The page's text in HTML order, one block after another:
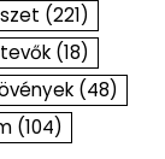
(221)
(18)
(48)
(104)